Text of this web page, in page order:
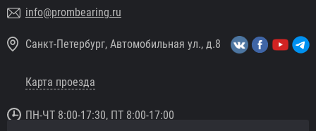
info@prombearing.ru
Санкт-Петербург, Автомобильная ул., д.8
Карта проезда
ПН-ЧТ 8:00-17:30, ПТ 8:00-17:00